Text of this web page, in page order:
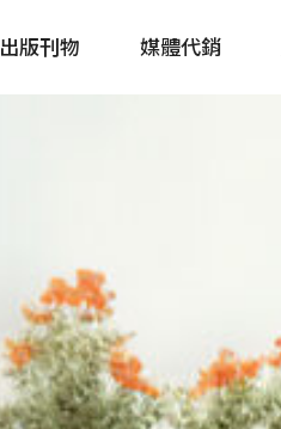
出版刊物
戶外探索 Outside
主題書籍
媒體代銷